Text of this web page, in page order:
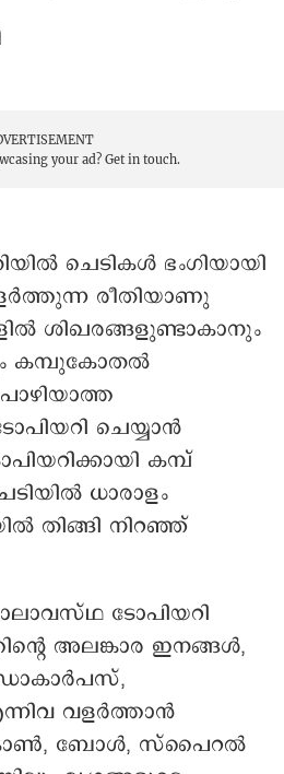
your ad? Get in touch.
ചെടികൾ ഭംഗിയായി
രീതിയാണു
ശിഖരങ്ങളുണ്ടാകാനും
കമ്പുകോതൽ
ചെയ്യാൻ
കമ്പ്
ധാരാളം
തിങ്ങി നിറഞ്ഞ്
ടോപിയറി
അലങ്കാര ഇനങ്ങൾ,
വളർത്താൻ
ബോൾ, സ്പൈറൽ